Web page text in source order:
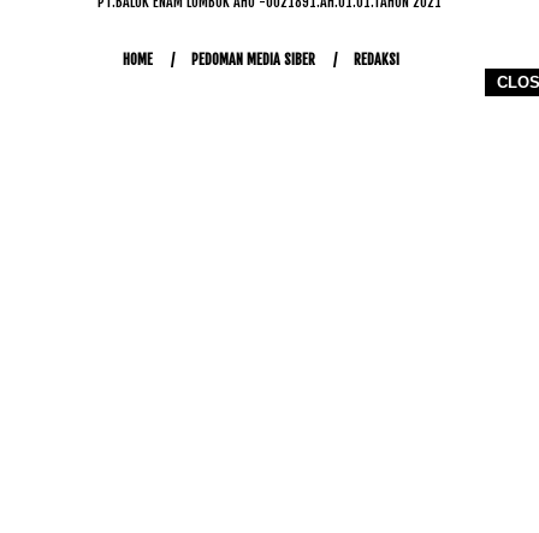
HOME PEDOMAN MEDIA SIBER REDAKSI